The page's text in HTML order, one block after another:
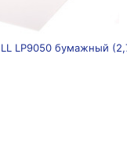
LP9050 бумажный